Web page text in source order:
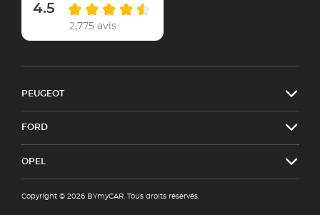
4.5
2,775 avis
PEUGEOT
FORD
OPEL
Copyright © 2026 BYmyCAR. Tous droits réservés.